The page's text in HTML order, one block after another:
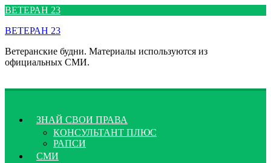
Перейти
содержимому
ВЕТЕРАН 23
ВЕТЕРАН 23
Ветеранские будни. Материалы используются из
официальных СМИ.
ЗНАЙ СВОИ ПРАВА
КОНСУЛЬТАНТ ПЛЮС
РАПСИ
СМИ